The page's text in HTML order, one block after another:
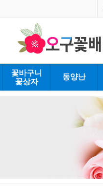
1670-0059
꽃바구니
꽃상자
동양난